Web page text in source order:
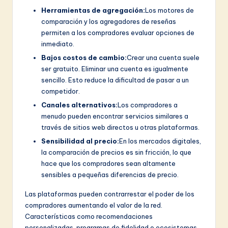
Herramientas de agregación:Los motores de
comparación y los agregadores de reseñas
permiten a los compradores evaluar opciones de
inmediato.
Bajos costos de cambio:Crear una cuenta suele
ser gratuito. Eliminar una cuenta es igualmente
sencillo. Esto reduce la dificultad de pasar a un
competidor.
Canales alternativos:Los compradores a
menudo pueden encontrar servicios similares a
través de sitios web directos u otras plataformas.
Sensibilidad al precio:En los mercados digitales,
la comparación de precios es sin fricción, lo que
hace que los compradores sean altamente
sensibles a pequeñas diferencias de precio.
Las plataformas pueden contrarrestar el poder de los
compradores aumentando el valor de la red.
Características como recomendaciones